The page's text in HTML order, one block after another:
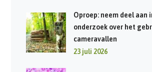
Oproep: neem deel
onderzoek over het
cameravallen
23 juli 2026